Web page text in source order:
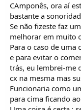
CAmponês, ora aí
bastante a
Se não fizeste faz
melhorar em muito
Para o caso de uma
e para evitar o
trás, eu lembrei-me
cx na mesma mas
Funcionaria como
para cima ficando